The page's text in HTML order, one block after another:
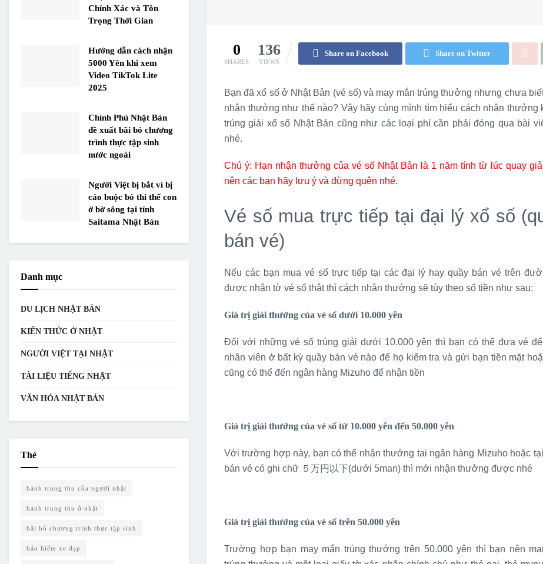
0
SHARES
136
VIEWS
Share on Facebook Share on Twitter
Bạn đã xổ số ở Nhật Bản (vé số) và may mắn trúng thưởng nhưng chưa
nhận thưởng như thế nào? Vậy hãy cùng mình tìm hiểu cách nhận thưởng
trúng giải xổ số Nhật Bản cũng như các loại phí cần phải đóng qua bài
nhé.
Chú ý: Hạn nhận thưởng của vé số Nhật Bản là 1 năm tính từ lúc quay
nên các bạn hãy lưu ý và đừng quên nhé.
Vé số mua trực tiếp tại đại lý xổ số
bán vé)
Nếu các bạn mua vé số trực tiếp tại các đại lý hay quầy bán vé trên
được nhận tờ vé số thật thì cách nhận thưởng sẽ tùy theo số tiền như sau:
Giá trị giải thưởng của vé số dưới 10.000 yên
Đối với những vé số trúng giải dưới 10.000 yên thì bạn có thể đưa vé
nhân viên ở bất kỳ quầy bán vé nào để họ kiểm tra và gửi bạn tiền mặt
cũng có thể đến ngân hàng Mizuho để nhận tiền
Giá trị giải thưởng của vé số từ 10.000 yên đến 50.000 yên
Với trường hợp này, bạn có thể nhận thưởng tại ngân hàng Mizuho hoặc
bán vé có ghi chữ ５万円以下(dưới 5man) thì mới nhận thưởng được nhé
Giá trị giải thưởng của vé số trên 50.000 yên
Trường hợp bạn may mắn trúng thưởng trên 50.000 yên thì bạn nên
Chính Xác và Tôn
Trọng Thời Gian
Hướng dẫn cách nhận
5000 Yên khi xem
Video TikTok Lite
2025
Chính Phủ Nhật Bản
đề xuất bãi bỏ chương
trình thực tập sinh
nước ngoài
Người Việt bị bắt vì bị
cáo buộc bỏ thi thể con
ở bờ sông tại tỉnh
Saitama Nhật Bản
Danh mục
DU LỊCH NHẬT BẢN
KIẾN THỨC Ở NHẬT
NGƯỜI VIỆT TẠI NHẬT
TÀI LIỆU TIẾNG NHẬT
VĂN HÓA NHẬT BẢN
Thẻ
bánh trung thu của người nhật
bánh trung thu ở nhật
bãi bỏ chương trình thực tập sinh
bảo hiểm xe đạp